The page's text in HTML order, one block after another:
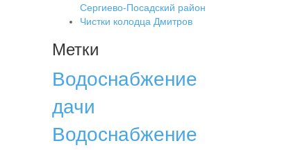
Сергиево-Посадский район
Чистки колодца Дмитров
Метки
Водоснабжение
дачи
Водоснабжение